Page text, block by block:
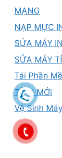
MẠNG
NẠP MỰC
SỬA MÁY IN
SỬA MÁY
Tải Phần
TỈNH MỚI
Vệ Sinh